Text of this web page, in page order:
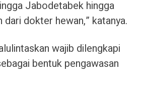
Jabodetabek hingga
dokter hewan,” katanya.
wajib dilengkapi
bentuk pengawasan